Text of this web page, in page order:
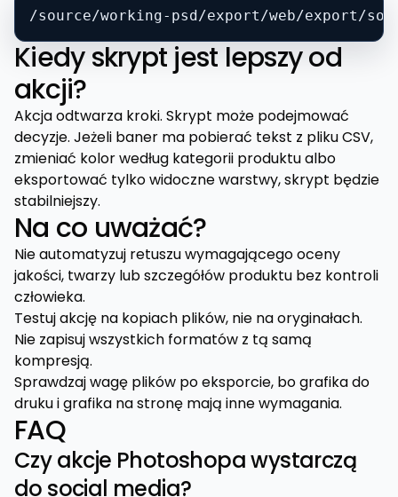
/source/working-psd/export/web/export/
Kiedy skrypt jest lepszy od
akcji?
Akcja odtwarza kroki. Skrypt może podejmować
decyzje. Jeżeli baner ma pobierać tekst z pliku CSV,
zmieniać kolor według kategorii produktu albo
eksportować tylko widoczne warstwy, skrypt będzie
stabilniejszy.
Na co uważać?
Nie automatyzuj retuszu wymagającego oceny
jakości, twarzy lub szczegółów produktu bez kontroli
człowieka.
Testuj akcję na kopiach plików, nie na oryginałach.
Nie zapisuj wszystkich formatów z tą samą
kompresją.
Sprawdzaj wagę plików po eksporcie, bo grafika do
druku i grafika na stronę mają inne wymagania.
FAQ
Czy akcje Photoshopa wystarczą
do social media?